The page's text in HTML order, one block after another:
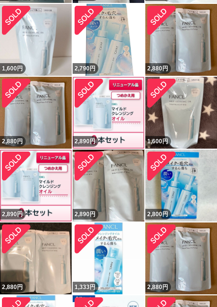
1,600円 2,790円 2,880円
2,880円 2,890 円 1,600円
2,890 円 2,890円 2,800円
2,880円 1,333円 2,880円